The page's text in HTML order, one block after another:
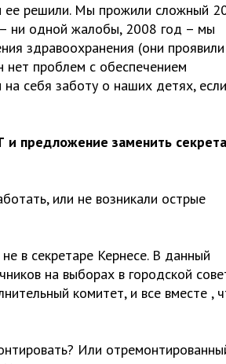
ее решили. Мы прожили сложный
ни одной жалобы, 2008 год – мы
здравоохранения (они проявили
нет проблем с обеспечением
себя заботу о наших детях,
предложение заменить
или не возникали острые
в секретаре Кернесе. В данный
на выборах в городской
комитет, и все вместе ,
Или